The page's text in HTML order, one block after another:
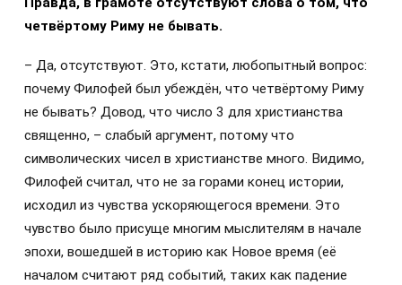
четвёртому Риму не бывать.
– Да, отсутствуют. Это, кстати, любопытный вопрос:
почему Филофей был убеждён, что четвёртому Риму
не бывать? Довод, что число 3 для христианства
священно, – слабый аргумент, потому что
символических чисел в христианстве много. Видимо,
Филофей считал, что не за горами конец истории,
исходил из чувства ускоряющегося времени. Это
чувство было присуще многим мыслителям в начале
эпохи, вошедшей в историю как Новое время (её
началом считают ряд событий, таких как падение